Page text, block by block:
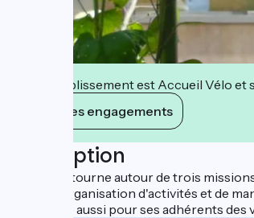
Cet établissement est Accueil Vélo et
Voir ses engagements
Description
Son offre tourne autour de trois
ville, et l'organisation d'activités et de
Il organise aussi pour ses adhérents